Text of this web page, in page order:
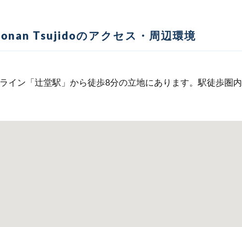
Tsujidoのアクセス・周辺環境
イン「辻堂駅」から徒歩8分の立地にあります。駅徒歩圏